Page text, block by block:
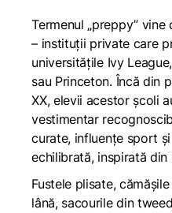
Termenul „preppy” vine
– instituții private care
universitățile Ivy
sau Princeton. Încă din
XX, elevii acestor școli
vestimentar
curate, influențe sport
echilibrată, inspirată
Fustele plisate,
lână, sacourile din